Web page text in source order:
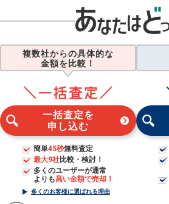
複数社からの具体的な
金額を比較！
一括査定を
申し込む
簡単45秒無料査定
最大9社比較・検討！
多くのユーザーが通常
よりも高い金額で売却！
多くのお客様に選ばれる理由